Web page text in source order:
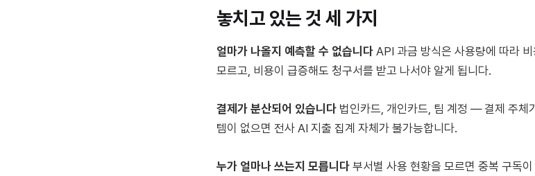
놓치고 있는 것 세 가지
얼마가 나올지 예측할 수 없습니다 API 과금 방식은 사용량에 따라
모르고, 비용이 급증해도 청구서를 받고 나서야 알게 됩니다.
결제가 분산되어 있습니다 법인카드, 개인카드, 팀 계정 — 결제 주체
템이 없으면 전사 AI 지출 집계 자체가 불가능합니다.
누가 얼마나 쓰는지 모릅니다 부서별 사용 현황을 모르면 중복 구독